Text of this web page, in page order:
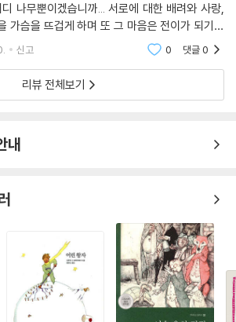
나무뿐이겠습니까... 서로에 대한 배려와 사랑,
가슴을 뜨겁게 하며 또 그 마음은 전이가 되기도
신고 0 댓글0
리뷰 전체보기
내